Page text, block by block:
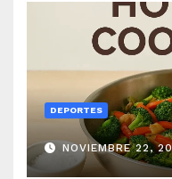
DEPORTES
NOVIEMBRE 22,